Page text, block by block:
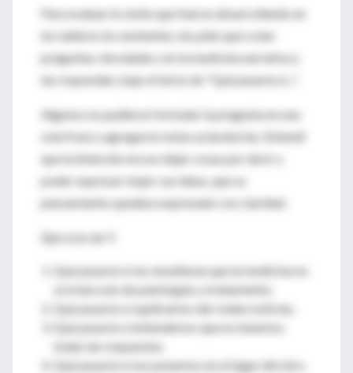
Para evaluar la visión que fueron desarrollando en
los talleres los asistentes, les pido que creen
preguntas vinculadas con la medicina narrativa y
las respondan, bajo el inicio de "Qué pasaría si...".
Algunos no pudieron formular la pregunta en una
sola frase y agregaron notas aclaratorias. Entendí
que la intención era no dejar cosas por decir y
poder expresar mejor sus ideas, que su
pensamiento quedara expresado con claridad.
Ejercicio de Y:
Qué pasaría si nos enseñaran que la medicina no
se trata solo de patologías y tratamiento.
Qué pasaría si supiéramos dar malas noticias.
Qué pasaría si entendemos que no tenemos
todas las respuestas.
Qué pasaría si nos ponemos en el lugar del otro.